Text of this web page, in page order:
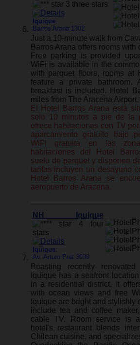
Iquique:
Barros Arana 1302
Just a 10-minute walk from
Barros Arana offers rooms
Free parking is provided
WiFi is available in the
with parquet floors, rooms at
feature a private bathroom.
breakfast is included. Hotel
miles from The Aracena Airport.
El Hotel Barros Arana está
solo 10 minutos a pie de la
ofrece habitaciones con TV
aparcamiento gratuito bajo
WiFi gratuita en las
habitaciones del Hotel
suelo de parquet y disponen
tarifas incluyen un desayuno
Hotel Barros Arana se
aeropuerto de Aracena.
NH Iquique
Iquique:
Av. Arturo Prat 3939
Boasting recently
Iquique has a seafront
in a residential district. It
with ocean views and free
Iquique are bright and stylishly
include tea and coffee
cable TV. Room service is
hotel's restaurant blends
Chilean cuisine, and